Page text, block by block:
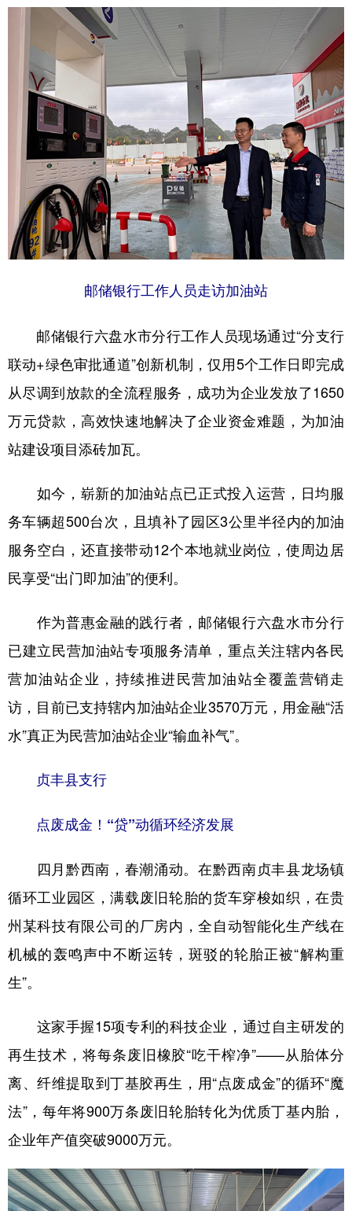
邮储银行工作人员走访加油站
邮储银行六盘水市分行工作人员现场通过“分支行
联动+绿色审批通道”创新机制，仅用5个工作日即完成
从尽调到放款的全流程服务，成功为企业发放了1650
万元贷款，高效快速地解决了企业资金难题，为加油
站建设项目添砖加瓦。
如今，崭新的加油站点已正式投入运营，日均服
务车辆超500台次，且填补了园区3公里半径内的加油
服务空白，还直接带动12个本地就业岗位，使周边居
民享受“出门即加油”的便利。
作为普惠金融的践行者，邮储银行六盘水市分行
已建立民营加油站专项服务清单，重点关注辖内各民
营加油站企业，持续推进民营加油站全覆盖营销走
访，目前已支持辖内加油站企业3570万元，用金融“活
水”真正为民营加油站企业“输血补气”。
贞丰县支行
点废成金！“贷”动循环经济发展
四月黔西南，春潮涌动。在黔西南贞丰县龙场镇
循环工业园区，满载废旧轮胎的货车穿梭如织，在贵
州某科技有限公司的厂房内，全自动智能化生产线在
机械的轰鸣声中不断运转，斑驳的轮胎正被“解构重
生”。
这家手握15项专利的科技企业，通过自主研发的
再生技术，将每条废旧橡胶“吃干榨净”——从胎体分
离、纤维提取到丁基胶再生，用“点废成金”的循环“魔
法”，每年将900万条废旧轮胎转化为优质丁基内胎，
企业年产值突破9000万元。